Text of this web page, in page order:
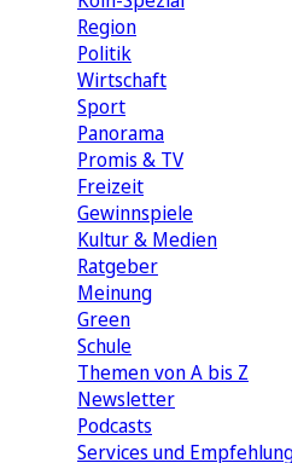
Region
Politik
Wirtschaft
Sport
Panorama
Promis & TV
Freizeit
Gewinnspiele
Kultur & Medien
Ratgeber
Meinung
Green
Schule
Themen von A bis Z
Newsletter
Podcasts
Services und